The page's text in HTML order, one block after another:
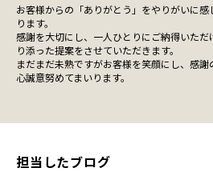
お客様からの「ありがとう」をやりがいに
ります。
感謝を大切にし、一人ひとりにご納得いた
り添った提案をさせていただきます。
まだまだ未熟ですがお客様を笑顔にし、感
心誠意努めてまいります。
担当したブログ